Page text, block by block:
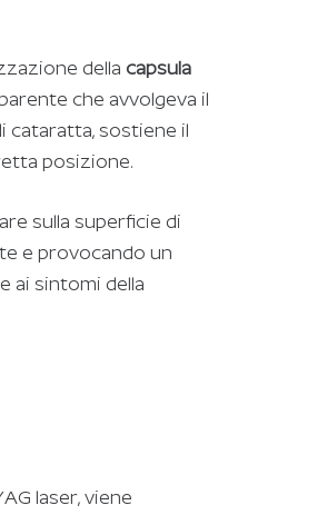
della capsula
che avvolgeva il
cataratta, sostiene il
posizione.
sulla superficie di
e provocando un
ai sintomi della
laser, viene